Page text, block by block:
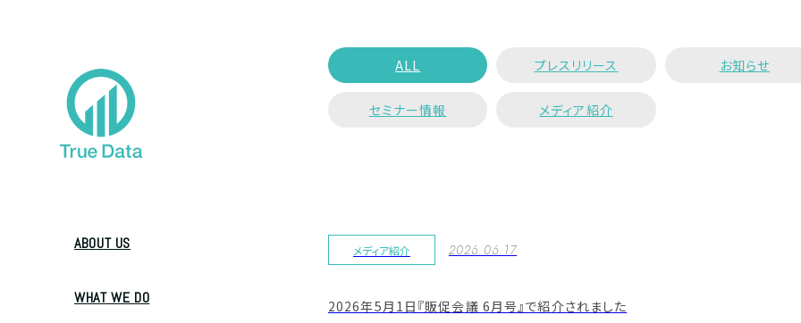
ABOUT US
WHAT WE DO
ALL プレスリリース お知らせ
セミナー情報 メディア紹介
メディア紹介 2026.06.17
2026年5月1日『販促会議 6月号』で紹介されました